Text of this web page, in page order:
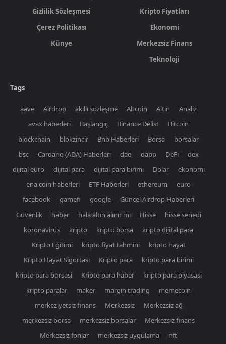
Gizlilik Sözleşmesi
Çerez Politikası
Künye
Kripto Fiyatları
Ekonomi
Merkezsiz Finans
Teknoloji
Tags
aave Airdrop akıllı sözleşme Altcoin Altın
Analiz
avax haberleri
Başlangıç Binance Delist
Bitcoin
blockchain
blokzincir Bnb Haberleri Borsa
borsalar
bsc
Cardano (ADA) Haberleri dao dapp DeFi
dex
dijital euro
dijital para dijital para birimi Dolar
ekonomi
ena coin haberleri
ETF Haberleri ethereum
euro
facebook
gamefi google
Güncel Airdrop Haberleri
Güvenlik
haber hala altın alınır mı Hisse
hisse senedi
koronavirüs
kripto kripto borsa
kripto dijital para
Kripto Eğitimi
kripto fiyat tahmini
kripto hayat
Kripto Hayat Sigortası
Kripto para
kripto para birimi
kripto para borsasi
Kripto para haber
kripto para piyasasi
kripto paralar
maker margin trading
memecoin
merkeziyetsiz finans
Merkezsiz
Merkezsiz ağ
merkezsiz borsa
merkezsiz borsalar
Merkezsiz finans
Merkezsiz fonlar
merkezsiz uygulama nft